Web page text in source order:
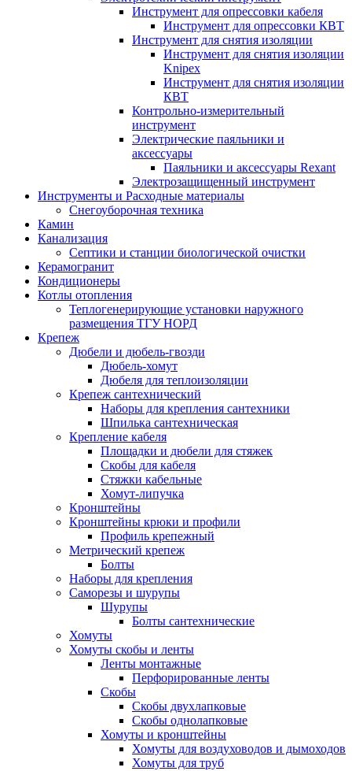
Инструмент для опрессовки кабеля
Инструмент для опрессовки КВТ
Инструмент для снятия изоляции
Инструмент для снятия изоляции
Knipex
Инструмент для снятия изоляции
КВТ
Контрольно-измерительный
инструмент
Электрические паяльники и
аксессуары
Паяльники и аксессуары Rexant
Электрозащищенный инструмент
Инструменты и Расходные материалы
Снегоуборочная техника
Камин
Канализация
Септики и станции биологической очистки
Керамогранит
Кондиционеры
Котлы отопления
Теплогенерирующие установки наружного
размещения ТГУ НОРД
Крепеж
Дюбели и дюбель-гвозди
Дюбель-хомут
Дюбеля для теплоизоляции
Крепеж сантехнический
Наборы для крепления сантехники
Шпилька сантехническая
Крепление кабеля
Площадки и дюбели для стяжек
Скобы для кабеля
Стяжки кабельные
Хомут-липучка
Кронштейны
Кронштейны крюки и профили
Профиль крепежный
Метрический крепеж
Болты
Наборы для крепления
Саморезы и шурупы
Шурупы
Болты сантехнические
Хомуты
Хомуты скобы и ленты
Ленты монтажные
Перфорированные ленты
Скобы
Скобы двухлапковые
Скобы однолапковые
Хомуты и кронштейны
Хомуты для воздуховодов и дымоходов
Хомуты для труб